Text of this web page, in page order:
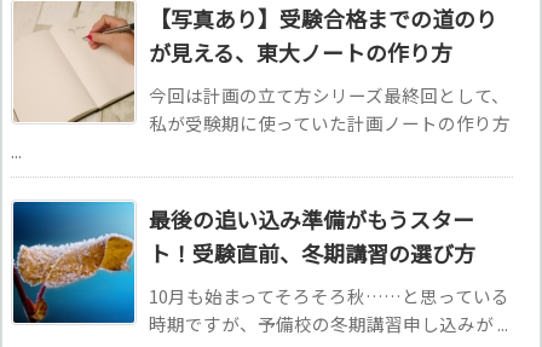
【写真あり】受験合格までの道のり
が見える、東大ノートの作り方
今回は計画の立て方シリーズ最終回として、
私が受験期に使っていた計画ノートの作り方
...
最後の追い込み準備がもうスター
ト！受験直前、冬期講習の選び方
10月も始まってそろそろ秋……と思っている
時期ですが、予備校の冬期講習申し込みが ...